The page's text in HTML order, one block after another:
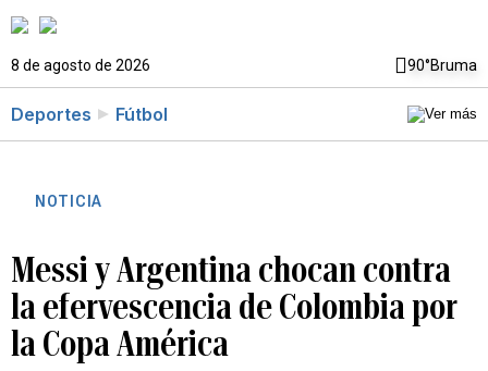
8 de agosto de 2026 90°Bruma
Deportes Fútbol
NOTICIA
Messi y Argentina chocan contra
la efervescencia de Colombia por
la Copa América